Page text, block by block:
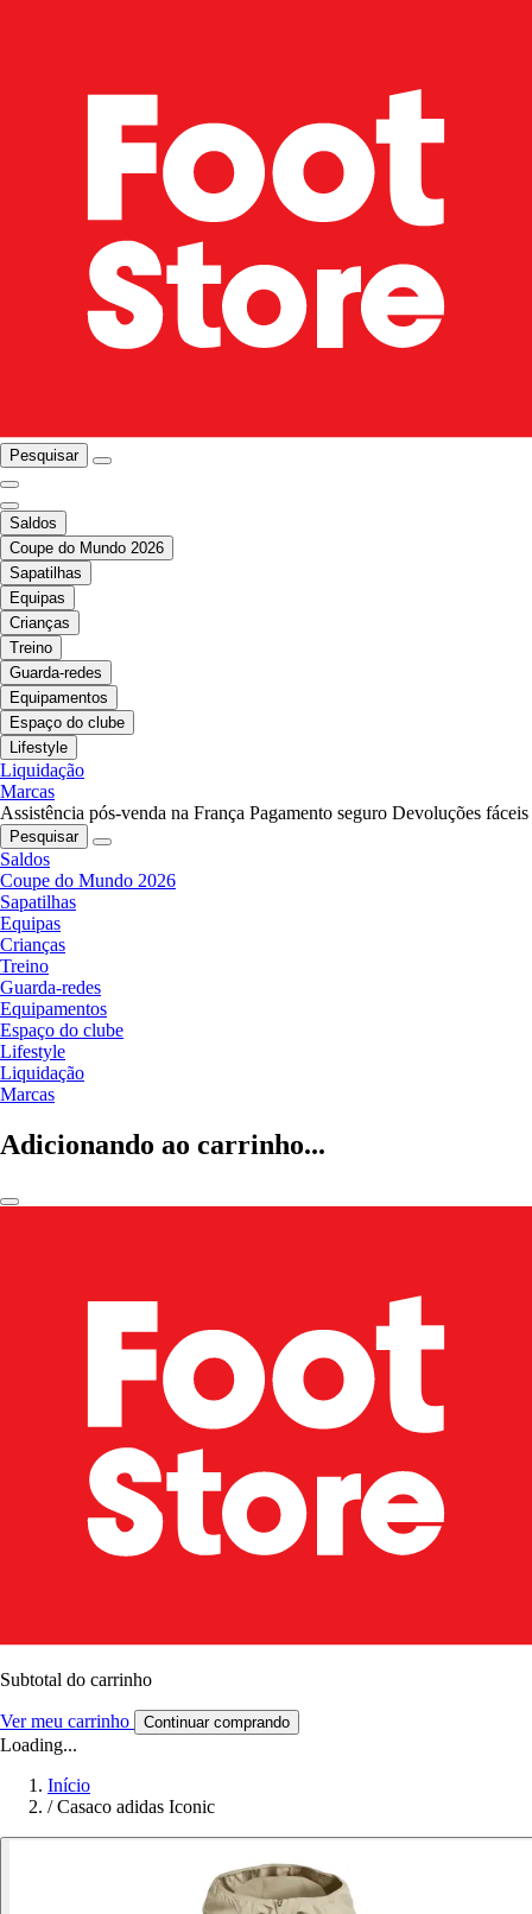
Pesquisar
Saldos
Coupe do Mundo 2026
Sapatilhas
Equipas
Crianças
Treino
Guarda-redes
Equipamentos
Espaço do clube
Lifestyle
Liquidação
Marcas
Assistência pós-venda na França Pagamento seguro Devoluções fáceis
Pesquisar
Saldos
Coupe do Mundo 2026
Sapatilhas
Equipas
Crianças
Treino
Guarda-redes
Equipamentos
Espaço do clube
Lifestyle
Liquidação
Marcas
Adicionando ao carrinho...
Subtotal do carrinho
Ver meu carrinho Continuar comprando
Loading...
Início
/ Casaco adidas Iconic